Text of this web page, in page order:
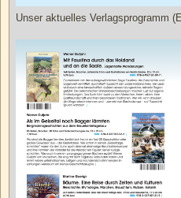
Unser aktuelles Verlagsprogramm